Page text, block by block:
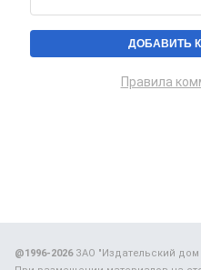
Правила
@1996-2026ЗАО "Издательский